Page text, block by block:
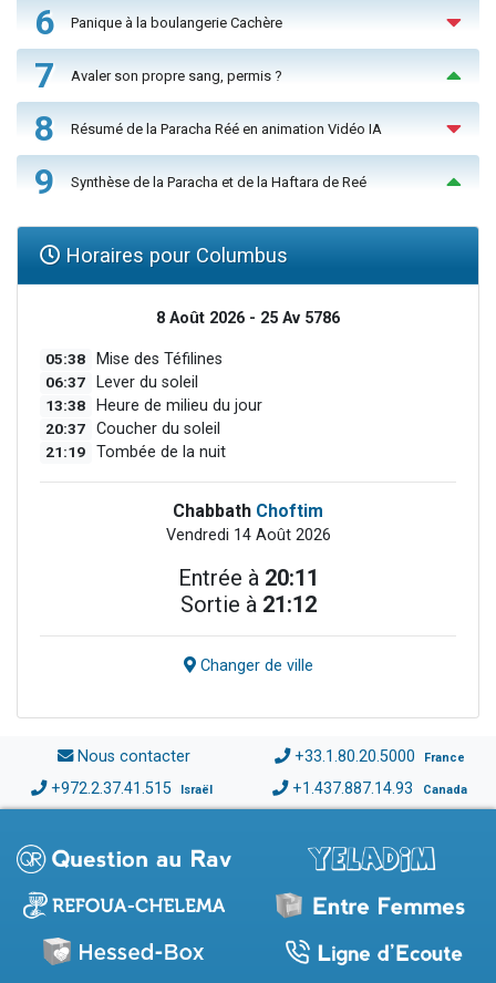
6 Panique à la boulangerie Cachère
7 Avaler son propre sang, permis ?
8 Résumé de la Paracha Réé en animation Vidéo IA
9 Synthèse de la Paracha et de la Haftara de Reé
Horaires pour Columbus
8 Août 2026 - 25 Av 5786
05:38 Mise des Téfilines
06:37 Lever du soleil
13:38 Heure de milieu du jour
20:37 Coucher du soleil
21:19 Tombée de la nuit
Chabbath Choftim
Vendredi 14 Août 2026
Entrée à 20:11
Sortie à 21:12
Changer de ville
Nous contacter +33.1.80.20.5000 France
+972.2.37.41.515 Israël +1.437.887.14.93 Canada